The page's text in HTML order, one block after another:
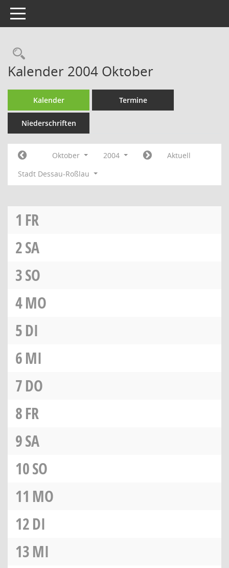
Toggle navigation
Rechercheauswahl
Kalender 2004 Oktober
Kalender Termine
Niederschriften
Oktober 2004
Aktuell
Stadt Dessau-Roßlau
1 FR
2SA
3SO
4MO
5DI
6MI
7DO
8FR
9SA
10SO
11 MO
12DI
13MI